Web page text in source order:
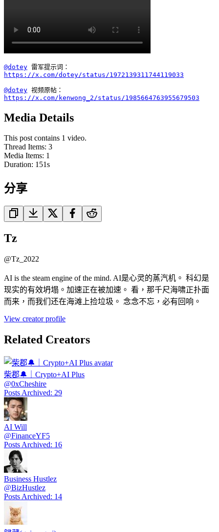
@dotey
https://x.com/dotey/status/1972139311744119033
@dotey
https://x.com/kenwong_2/status/1985664763955679503
Media Details
This post contains 1 video.
Thread Items: 3
Media Items: 1
Duration: 151s
分享
Tz
@Tz_2022
AI is the steam engine of the mind. AI是心灵的蒸汽机。 科幻是
现实的有效坍塌。加速正在被加速。 看，那千尺海啸正扑面
而来，而我们还在海滩上捡垃圾。 念念不忘，必有回响。
View creator profile
Related Creators
柴郡🔔｜Crypto+AI Plus
@0xCheshire
Posts Archived: 29
AI Will
@FinanceYF5
Posts Archived: 16
Business Hustlez
@BizHustlez
Posts Archived: 14